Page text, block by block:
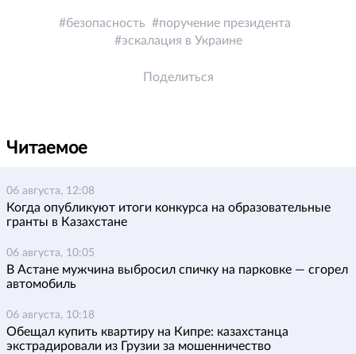
безопасность
поручение президента
эскалация в Украине
Поделиться
Читаемое
06 августа, 12:08
Когда опубликуют итоги конкурса на образовательные
гранты в Казахстане
06 августа, 10:05
В Астане мужчина выбросил спичку на парковке — сгорел
автомобиль
06 августа, 10:18
Обещал купить квартиру на Кипре: казахстанца
экстрадировали из Грузии за мошенничество